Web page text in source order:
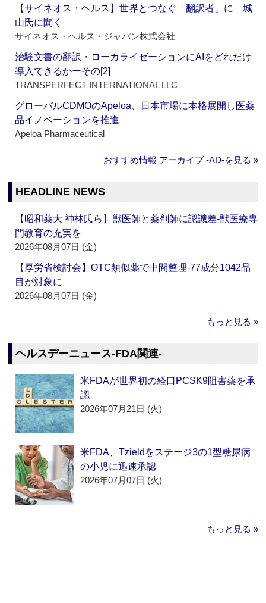
【サイネオス・ヘルス】世界とつなぐ「翻訳者」に 城
山氏に聞く
サイネオス・ヘルス・ジャパン株式会社
治験文書の翻訳・ローカライゼーションにAIをどれだけ
導入できるかーその[2]
TRANSPERFECT INTERNATIONAL LLC
グローバルCDMOのApeloa、日本市場に本格展開し医薬
品イノベーションを推進
Apeloa Pharmaceutical
おすすめ情報 アーカイブ ‐AD‐を見る »
HEADLINE NEWS
【昭和薬大 神林氏ら】獣医師と薬剤師に認識差‐獣医療専
門教育の充実を
2026年08月07日 (金)
【厚労省検討会】OTC類似薬で中間整理‐77成分1042品
目が対象に
2026年08月07日 (金)
もっと見る »
ヘルスデーニュース‐FDA関連‐
米FDAが世界初の経口PCSK9阻害薬を承
認
2026年07月21日 (火)
米FDA、Tzieldをステージ3の1型糖尿病
の小児に迅速承認
2026年07月07日 (火)
もっと見る »